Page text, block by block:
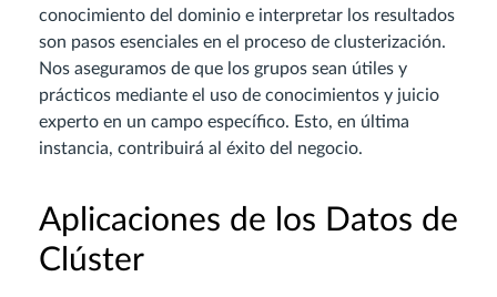
conocimiento del dominio e interpretar los resultados
son pasos esenciales en el proceso de clusterización.
Nos aseguramos de que los grupos sean útiles y
prácticos mediante el uso de conocimientos y juicio
experto en un campo específico. Esto, en última
instancia, contribuirá al éxito del negocio.
Aplicaciones de los Datos de
Clúster